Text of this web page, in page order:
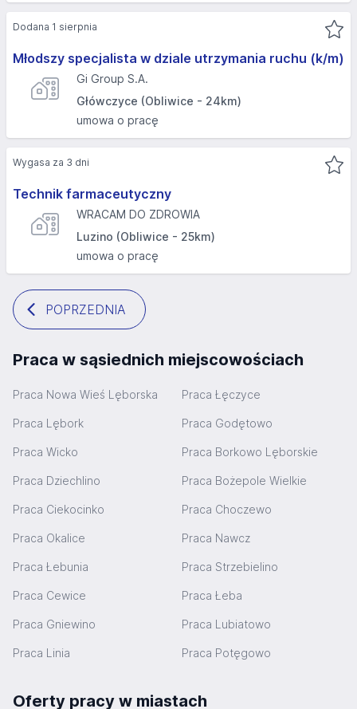
Młodszy specjalista w dziale utrzymania ruchu (k/m)
Gi Group S.A.
Główczyce (Obliwice - 24km)
umowa o pracę
Dodana 1 sierpnia
Technik farmaceutyczny
WRACAM DO ZDROWIA
Luzino (Obliwice - 25km)
umowa o pracę
Wygasa za 3 dni
POPRZEDNIA
Praca w sąsiednich miejscowościach
Praca Nowa Wieś Lęborska Praca Łęczyce
Praca Lębork Praca Godętowo
Praca Wicko Praca Borkowo Lęborskie
Praca Dziechlino Praca Bożepole Wielkie
Praca Ciekocinko Praca Choczewo
Praca Okalice Praca Nawcz
Praca Łebunia Praca Strzebielino
Praca Cewice Praca Łeba
Praca Gniewino Praca Lubiatowo
Praca Linia Praca Potęgowo
Oferty pracy w miastach